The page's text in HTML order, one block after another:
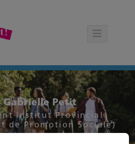
Petit
Institut Provincial
de Promotion Sociale)